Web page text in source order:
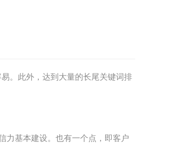
。此外，达到大量的长尾关键词排
力基本建设。也有一个点，即客户